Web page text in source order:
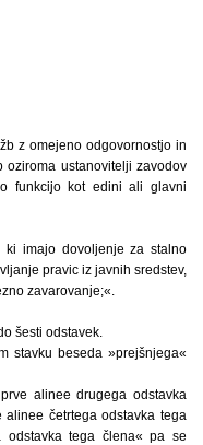
z omejeno odgovornostjo in
oziroma ustanovitelji zavodov
funkcijo kot edini ali glavni
ki imajo dovoljenje za stalno
pravic iz javnih sredstev,
zavarovanje;«.
šesti odstavek.
stavku beseda »prejšnjega«
alinee drugega odstavka
četrtega odstavka tega
odstavka tega člena« pa se